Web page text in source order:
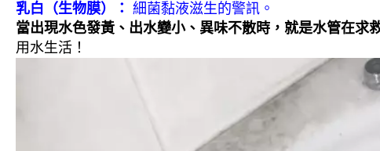
乳白（生物膜）： 細菌黏液滋生的警訊。
當出現水色發黃、出水變小、異味不散時，就是水管在求
用水生活！